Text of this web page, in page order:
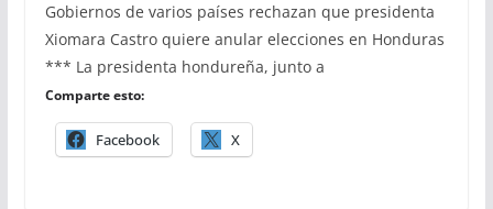
Gobiernos de varios países rechazan que presidenta
Xiomara Castro quiere anular elecciones en Honduras
*** La presidenta hondureña, junto a
Comparte esto:
Facebook X